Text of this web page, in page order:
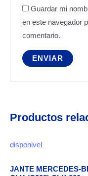
Guardar mi
en este navegador
comentario.
Productos
disponivel
JANTE MERCEDES-